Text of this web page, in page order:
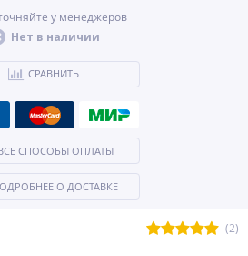
(2)
у менеджеров
Нет в наличии
СРАВНИТЬ
СПОСОБЫ ОПЛАТЫ
О ДОСТАВКЕ